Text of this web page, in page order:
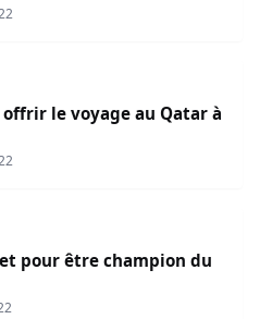
offrir le voyage au Qatar à
pour être champion du